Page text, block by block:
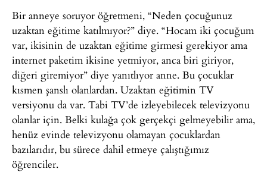
Bir anneye soruyor öğretmeni, “Neden çocuğunuz
uzaktan eğitime katılmıyor?” diye. “Hocam iki çocuğum
var, ikisinin de uzaktan eğitime girmesi gerekiyor ama
internet paketim ikisine yetmiyor, anca biri giriyor,
diğeri giremiyor” diye yanıtlıyor anne. Bu çocuklar
kısmen şanslı olanlardan. Uzaktan eğitimin TV
versiyonu da var. Tabi TV’de izleyebilecek televizyonu
olanlar için. Belki kulağa çok gerçekçi gelmeyebilir ama,
henüz evinde televizyonu olamayan çocuklardan
bazılarıdır, bu sürece dahil etmeye çalıştığımız
öğrenciler.